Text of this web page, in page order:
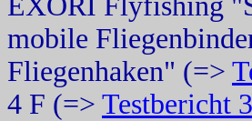
mobile
Fliegenhaken" (=>
4 F (=> Testbericht